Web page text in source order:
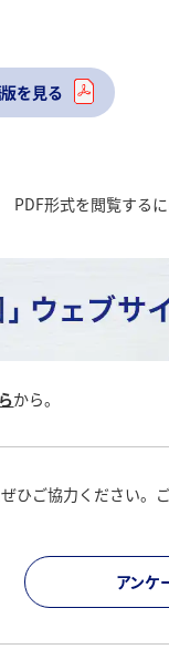
を見る
PDF形式を閲覧する
から。
ひご協力ください。
アンケ